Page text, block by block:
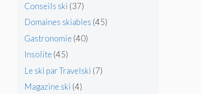
Conseils ski (37)
Domaines skiables (45)
Gastronomie (40)
Insolite (45)
Le ski par Travelski (7)
Magazine ski (4)